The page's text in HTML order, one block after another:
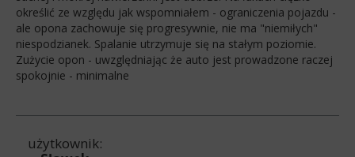
określić ze względu jak wspomniałem - ograniczenia pojazdu -
ale opona zachowuje się progresywnie, nie ma "niemiłych"
niespodzianek. Spalanie utrzymuje się na stałym poziomie.
Zużycie opon - uwzględniając że auto jest prowadzone raczej
spokojnie - minimalne
użytkownik: